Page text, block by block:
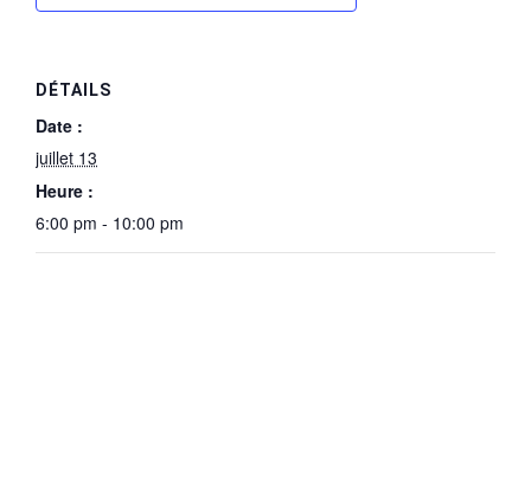
DÉTAILS
Date :
juillet 13
Heure :
6:00 pm - 10:00 pm